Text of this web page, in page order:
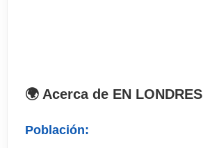
🌍 Acerca de EN LONDRES
Población: